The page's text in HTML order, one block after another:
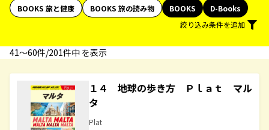
BOOKS 旅と健康
BOOKS 旅の読み物 BOOKS
D-Books
絞り込み条件を追加
41〜60件/201件中 を表示
１４ 地球の歩き方 Ｐｌａｔ マル
タ
Plat